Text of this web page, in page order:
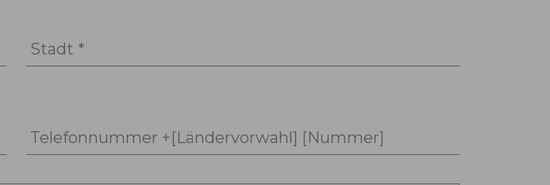
Stadt *
Telefonnummer +[Ländervorwahl] [Nummer]